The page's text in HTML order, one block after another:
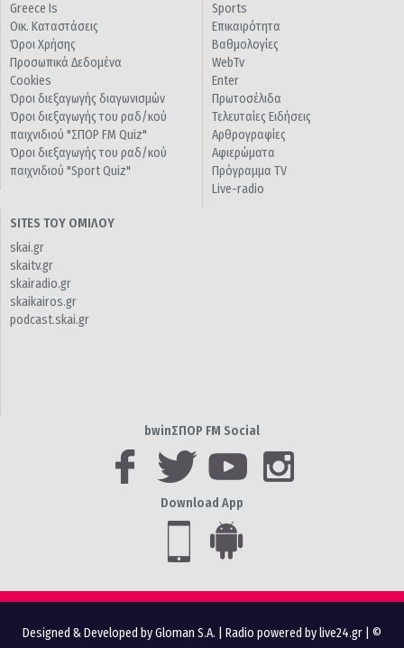
Greece Is
Οικ. Καταστάσεις
Όροι Χρήσης
Προσωπικά Δεδομένα
Cookies
Όροι διεξαγωγής διαγωνισμών
Όροι διεξαγωγής του ραδ/κού
παιχνιδιού "ΣΠΟΡ FM Quiz"
Όροι διεξαγωγής του ραδ/κού
παιχνιδιού "Sport Quiz"
Sports
Επικαιρότητα
Βαθμολογίες
WebTv
Enter
Πρωτοσέλιδα
Τελευταίες Ειδήσεις
Αρθρογραφίες
Αφιερώματα
Πρόγραμμα TV
Live-radio
SITES ΤΟΥ ΟΜΙΛΟΥ
skai.gr
skaitv.gr
skairadio.gr
skaikairos.gr
podcast.skai.gr
bwinΣΠΟΡ FM Social
Download App
Designed & Developed by Gloman S.A. Radio powered by live24.gr | ©